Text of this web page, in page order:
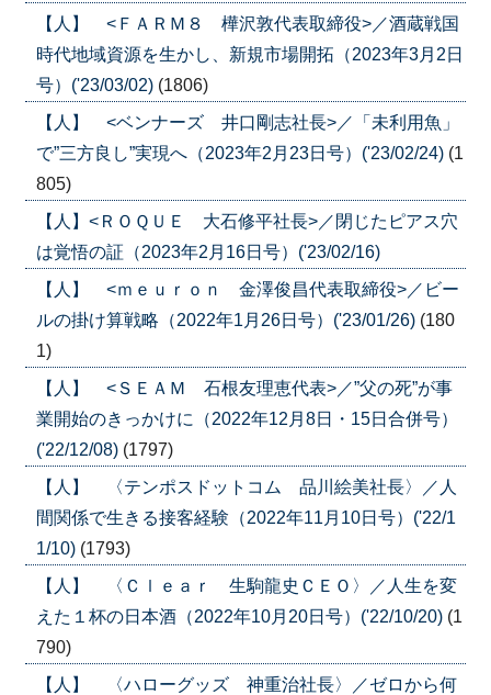
【人】 <ＦＡＲＭ８ 樺沢敦代表取締役>／酒蔵戦国
時代地域資源を生かし、新規市場開拓（2023年3月2日
号）('23/03/02) (1806)
【人】 <ベンナーズ 井口剛志社長>／「未利用魚」
で”三方良し”実現へ（2023年2月23日号）('23/02/24) (1
805)
【人】<ＲＯＱＵＥ 大石修平社長>／閉じたピアス穴
は覚悟の証（2023年2月16日号）('23/02/16)
【人】 <ｍｅｕｒｏｎ 金澤俊昌代表取締役>／ビー
ルの掛け算戦略（2022年1月26日号）('23/01/26) (180
1)
【人】 <ＳＥＡＭ 石根友理恵代表>／”父の死”が事
業開始のきっかけに（2022年12月8日・15日合併号）
('22/12/08) (1797)
【人】 〈テンポスドットコム 品川絵美社長〉／人
間関係で生きる接客経験（2022年11月10日号）('22/1
1/10) (1793)
【人】 〈Ｃｌｅａｒ 生駒龍史ＣＥＯ〉／人生を変
えた１杯の日本酒（2022年10月20日号）('22/10/20) (1
790)
【人】 〈ハローグッズ 神重治社長〉／ゼロから何